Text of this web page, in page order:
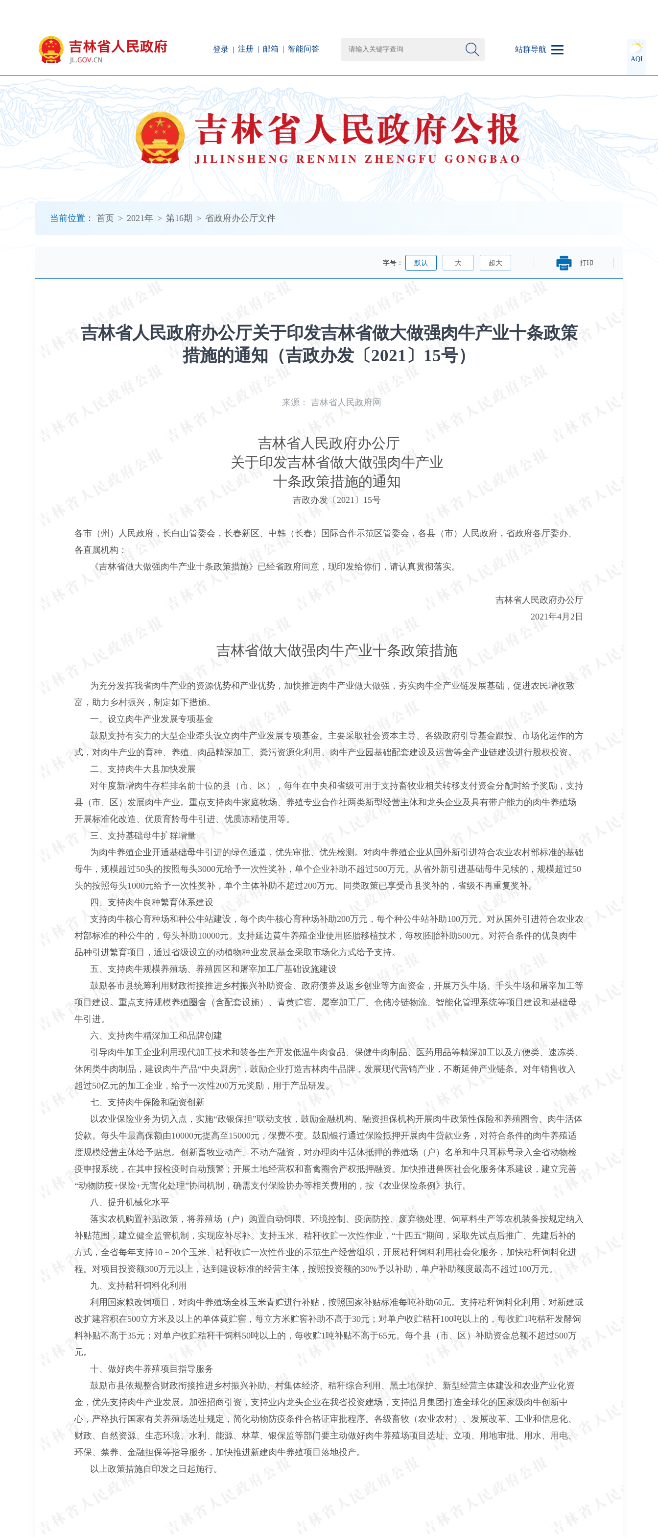
登录 注册 邮箱 智能问答 站群导航
AQI
当前位置： 首页 > 2021年 > 第16期 > 省政府办公厅文件
打印
字号： 默认 大 超大
吉林省人民政府办公厅关于印发吉林省做大做强肉牛产业十条政策
措施的通知（吉政办发〔2021〕15号）
来源： 吉林省人民政府网
吉林省人民政府办公厅
关于印发吉林省做大做强肉牛产业
十条政策措施的通知
吉政办发〔 2021〕15号
各市（州）人民政府，长白山管委会，长春新区、中韩（长春）国际合作示范区管委会，各县（市）人民政府，省政府各厅委办、
各直属机构：
《吉林省做大做强肉牛产业十条政策措施》已经省政府同意，现印发给你们，请认真贯彻落实。
吉林省人民政府办公厅
2021年4月2日
吉林省做大做强肉牛产业十条政策措施
为充分发挥我省肉牛产业的资源优势和产业优势，加快推进肉牛产业做大做强，夯实肉牛全产业链发展基础，促进农民增收致
富，助力乡村振兴，制定如下措施。
一、设立肉牛产业发展专项基金
鼓励支持有实力的大型企业牵头设立肉牛产业发展专项基金。主要采取社会资本主导、各级政府引导基金跟投、市场化运作的方
式，对肉牛产业的育种、养殖、肉品精深加工、粪污资源化利用、肉牛产业园基础配套建设及运营等全产业链建设进行股权投资。
二、支持肉牛大县加快发展
对年度新增肉牛存栏排名前十位的县（市、区），每年在中央和省级可用于支持畜牧业相关转移支付资金分配时给予奖励，支持
县（市、区）发展肉牛产业。重点支持肉牛家庭牧场、养殖专业合作社两类新型经营主体和龙头企业及具有带户能力的肉牛养殖场
开展标准化改造、优质育龄母牛引进、优质冻精使用等。
三、支持基础母牛扩群增量
为肉牛养殖企业开通基础母牛引进的绿色通道，优先审批、优先检测。对肉牛养殖企业从国外新引进符合农业农村部标准的基础
母牛，规模超过50头的按照每头3000元给予一次性奖补，单个企业补助不超过500万元。从省外新引进基础母牛见犊的，规模超过50
头的按照每头1000元给予一次性奖补，单个主体补助不超过200万元。同类政策已享受市县奖补的，省级不再重复奖补。
四、支持肉牛良种繁育体系建设
支持肉牛核心育种场和种公牛站建设，每个肉牛核心育种场补助200万元，每个种公牛站补助100万元。对从国外引进符合农业农
村部标准的种公牛的，每头补助10000元。支持延边黄牛养殖企业使用胚胎移植技术，每枚胚胎补助500元。对符合条件的优良肉牛
品种引进繁育项目，通过省级设立的动植物种业发展基金采取市场化方式给予支持。
五、支持肉牛规模养殖场、养殖园区和屠宰加工厂基础设施建设
鼓励各市县统筹利用财政衔接推进乡村振兴补助资金、政府债券及返乡创业等方面资金，开展万头牛场、千头牛场和屠宰加工等
项目建设。重点支持规模养殖圈舍（含配套设施）、青黄贮窖、屠宰加工厂、仓储冷链物流、智能化管理系统等项目建设和基础母
牛引进。
六、支持肉牛精深加工和品牌创建
引导肉牛加工企业利用现代加工技术和装备生产开发低温牛肉食品、保健牛肉制品、医药用品等精深加工以及方便类、速冻类、
休闲类牛肉制品，建设肉牛产品“中央厨房”，鼓励企业打造吉林肉牛品牌，发展现代营销产业，不断延伸产业链条。对年销售收入
超过50亿元的加工企业，给予一次性200万元奖励，用于产品研发。
七、支持肉牛保险和融资创新
以农业保险业务为切入点，实施“政银保担”联动支牧，鼓励金融机构、融资担保机构开展肉牛政策性保险和养殖圈舍、肉牛活体
贷款。每头牛最高保额由10000元提高至15000元，保费不变。鼓励银行通过保险抵押开展肉牛贷款业务，对符合条件的肉牛养殖适
度规模经营主体给予贴息。创新畜牧业动产、不动产融资，对办理肉牛活体抵押的养殖场（户）名单和牛只耳标号录入全省动物检
疫申报系统，在其申报检疫时自动预警；开展土地经营权和畜禽圈舍产权抵押融资。加快推进兽医社会化服务体系建设，建立完善
“动物防疫+保险+无害化处理”协同机制，确需支付保险协办等相关费用的，按《农业保险条例》执行。
八、提升机械化水平
落实农机购置补贴政策，将养殖场（户）购置自动饲喂、环境控制、疫病防控、废弃物处理、饲草料生产等农机装备按规定纳入
补贴范围，建立健全监管机制，实现应补尽补。支持玉米、秸秆收贮一次性作业， “十四五”期间，采取先试点后推广、先建后补的
方式，全省每年支持10－20个玉米、秸秆收贮一次性作业的示范生产经营组织，开展秸秆饲料利用社会化服务，加快秸秆饲料化进
程。对项目投资额300万元以上，达到建设标准的经营主体，按照投资额的30%予以补助，单户补助额度最高不超过100万元。
九、支持秸秆饲料化利用
利用国家粮改饲项目，对肉牛养殖场全株玉米青贮进行补贴，按照国家补贴标准每吨补助60元。支持秸秆饲料化利用，对新建或
改扩建容积在500立方米及以上的单体黄贮窖，每立方米贮窖补助不高于30元；对单户收贮秸秆100吨以上的，每收贮1吨秸秆发酵饲
料补贴不高于35元；对单户收贮秸秆干饲料50吨以上的，每收贮1吨补贴不高于65元。每个县（市、区）补助资金总额不超过500万
元。
十、做好肉牛养殖项目指导服务
鼓励市县依规整合财政衔接推进乡村振兴补助、村集体经济、秸秆综合利用、黑土地保护、新型经营主体建设和农业产业化资
金，优先支持肉牛产业发展。加强招商引资，支持业内龙头企业在我省投资建场，支持皓月集团打造全球化的国家级肉牛创新中
心，严格执行国家有关养殖场选址规定，简化动物防疫条件合格证审批程序。各级畜牧（农业农村）、发展改革、工业和信息化、
财政、自然资源、生态环境、水利、能源、林草、银保监等部门要主动做好肉牛养殖场项目选址、立项、用地审批、用水、用电、
环保、禁养、金融担保等指导服务，加快推进新建肉牛养殖项目落地投产。
以上政策措施自印发之日起施行。
障
碍
说
明
页
面,
按
加